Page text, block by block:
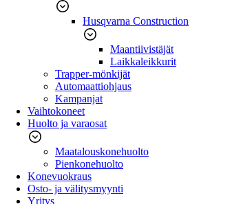
Husqvarna Construction
Maantiivistäjät
Laikkaleikkurit
Trapper-mönkijät
Automaattiohjaus
Kampanjat
Vaihtokoneet
Huolto ja varaosat
Maatalouskonehuolto
Pienkonehuolto
Konevuokraus
Osto- ja välitysmyynti
Yritys